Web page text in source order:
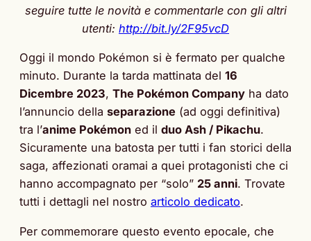
seguire tutte le novità e commentarle con gli altri
utenti: http://bit.ly/2F95vcD
Oggi il mondo Pokémon si è fermato per qualche
minuto. Durante la tarda mattinata del 16
Dicembre 2023, The Pokémon Company ha dato
l’annuncio della separazione (ad oggi definitiva)
tra l’anime Pokémon ed il duo Ash / Pikachu.
Sicuramente una batosta per tutti i fan storici della
saga, affezionati oramai a quei protagonisti che ci
hanno accompagnato per “solo” 25 anni. Trovate
tutti i dettagli nel nostro articolo dedicato.
Per commemorare questo evento epocale, che